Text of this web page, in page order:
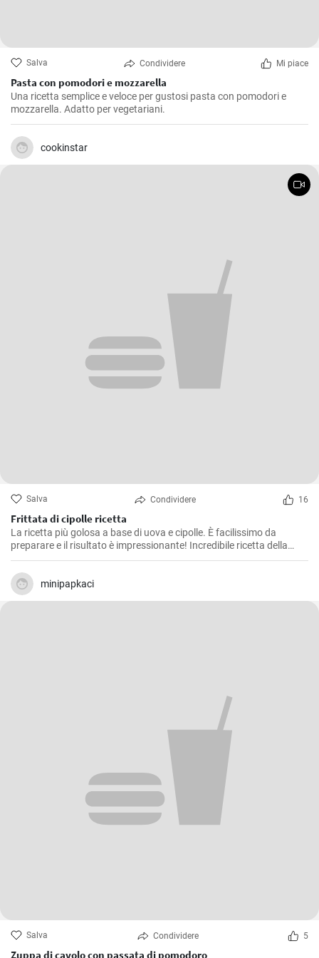
Salva Condividere Mi piace
Pasta con pomodori e mozzarella
Una ricetta semplice e veloce per gustosi pasta con pomodori e
mozzarella. Adatto per vegetariani.
cookinstar
Salva Condividere 16
Frittata di cipolle ricetta
La ricetta più golosa a base di uova e cipolle. È facilissimo da
preparare e il risultato è impressionante! Incredibile ricetta della
frittata che tutti dovrebbero provare. Nuova ricetta per la colazione
in 10 minuti!
minipapkaci
Salva Condividere 5
Zuppa di cavolo con passata di pomodoro